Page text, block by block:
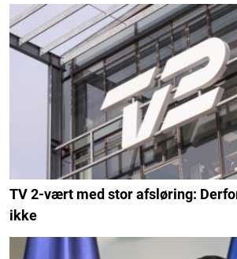
TV 2-vært med stor afsløring:
ikke